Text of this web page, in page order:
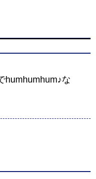
humhumhum♪な